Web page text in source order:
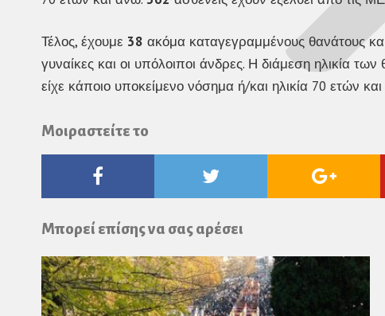
Τέλος, έχουμε 38 ακόμα καταγεγραμμένους θανάτους
γυναίκες και οι υπόλοιποι άνδρες. Η διάμεση ηλικία
είχε κάποιο υποκείμενο νόσημα ή/και ηλικία 70 ετών
Μοιραστείτε το
Twitter
Google
Μπορεί επίσης να σας αρέσει